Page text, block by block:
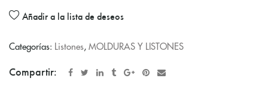
Añadir a la lista de deseos
Categorías: Listones, MOLDURAS Y LISTONES
Compartir: